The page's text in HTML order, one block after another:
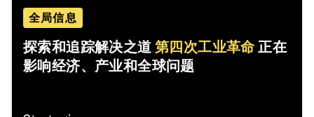
全局信息
探索和追踪解决之道第四次工业革命正在
影响经济、产业和全球问题